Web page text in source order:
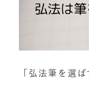
「弘法筆を選